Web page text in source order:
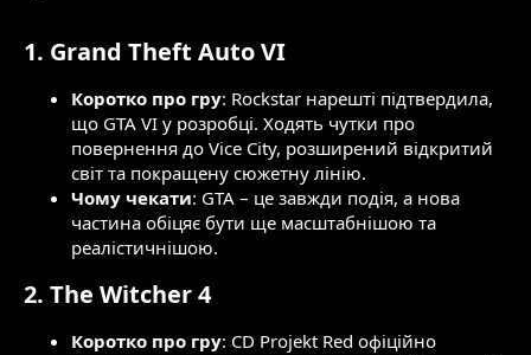
1. Grand Theft Auto VI
Коротко про гру: Rockstar нарешті підтвердила,
що GTA VI у розробці. Ходять чутки про
повернення до Vice City, розширений відкритий
світ та покращену сюжетну лінію.
Чому чекати: GTA – це завжди подія, а нова
частина обіцяє бути ще масштабнішою та
реалістичнішою.
2. The Witcher 4
Коротко про гру: CD Projekt Red офіційно